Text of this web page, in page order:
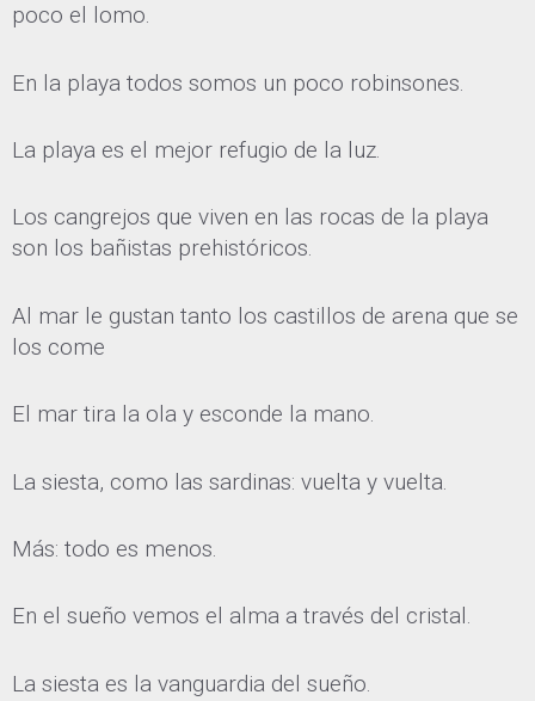
poco el lomo.
En la playa todos somos un poco robinsones.
La playa es el mejor refugio de la luz.
Los cangrejos que viven en las rocas de la playa
son los bañistas prehistóricos.
Al mar le gustan tanto los castillos de arena que se
los come
El mar tira la ola y esconde la mano.
La siesta, como las sardinas: vuelta y vuelta.
Más: todo es menos.
En el sueño vemos el alma a través del cristal.
La siesta es la vanguardia del sueño.